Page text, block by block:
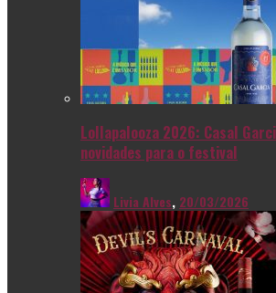
Lollapalooza 2026: Casal
novidades para o festival
Livia Alves, 20/03/2026